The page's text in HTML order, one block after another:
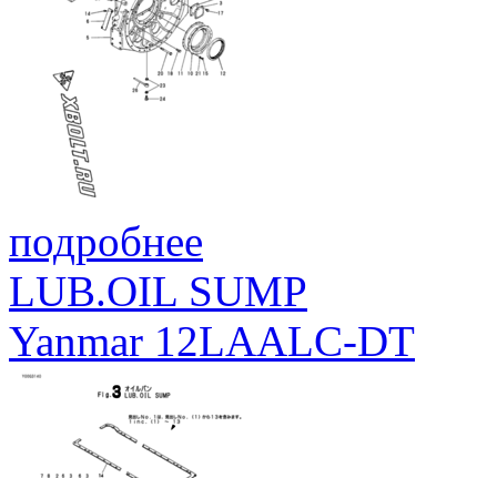
подробнее
LUB.OIL SUMP
Yanmar 12LAALC-DT